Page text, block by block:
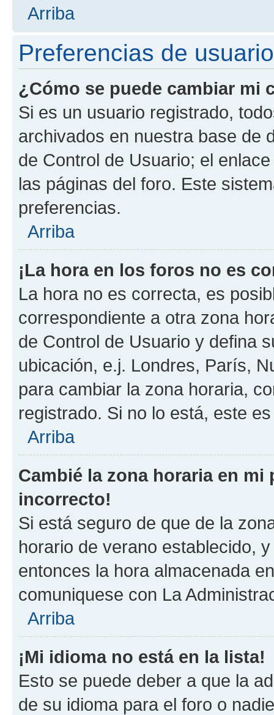
Arriba
Preferencias de
¿Cómo se puede cambiar mi
Si es un usuario registrado,
archivados en nuestra base de
de Control de Usuario; el
las páginas del foro. Este
preferencias.
Arriba
¡La hora en los foros no es
La hora no es correcta, es
correspondiente a otra zona
de Control de Usuario y defina
ubicación, e.j. Londres, París,
para cambiar la zona horaria,
registrado. Si no lo está, este
Arriba
Cambié la zona horaria en
incorrecto!
Si está seguro de que de la
horario de verano establecido,
entonces la hora almacenada
comuniquese con La
Arriba
¡Mi idioma no está en la lista!
Esto se puede deber a que la
de su idioma para el foro o